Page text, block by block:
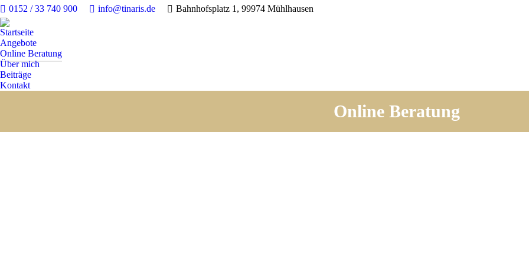
0152 / 33 740 900 info@tinaris.de Bahnhofsplatz 1, 99974 Mühlhausen
Startseite
Angebote
Online Beratung
Über mich
Beiträge
Kontakt
Online Beratung